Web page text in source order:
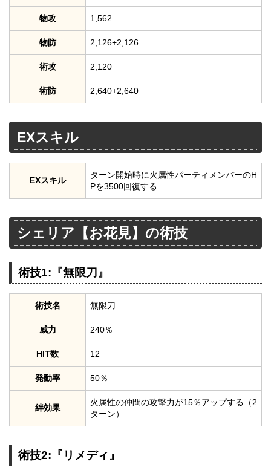
物攻 1,562
物防 2,126+2,126
術攻 2,120
術防 2,640+2,640
EXスキル
EXスキル
ターン開始時に火属性パーティメンバーのH
Pを3500回復する
シェリア【お花見】の術技
術技1:『無限刀』
術技名 無限刀
威力 240％
HIT数 12
発動率 50％
絆効果
火属性の仲間の攻撃力が15％アップする（2
ターン）
術技2:『リメディ』